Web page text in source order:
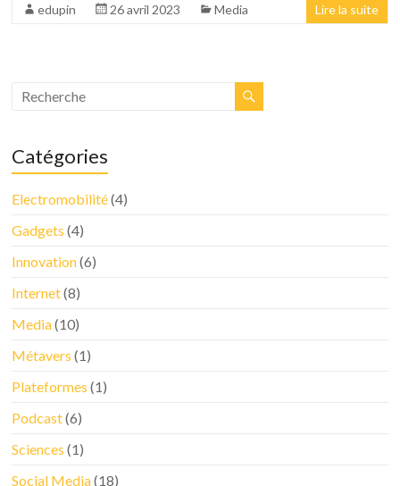
edupin 26 avril 2023 Media Lire la suite
Catégories
Electromobilité(4)
Gadgets (4)
Innovation(6)
Internet(8)
Media(10)
Métavers (1)
Plateformes (1)
Podcast(6)
Sciences (1)
Social Media(18)